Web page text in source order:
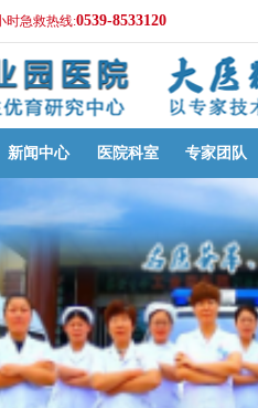
时急救热线:0539-8533120
新闻中心 医院科室 专家团队